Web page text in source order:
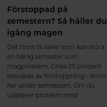
bidrar till förbättrad träning, ökad
uthållighet, bättre sexuell lust och
funktion. Njutning och
tillfredsställelse med saffran
Saffransextraktet stärker
nervsystemet och påverkar vårt
belöningssystem, där serotonin
och dopamin spelar en central
roll. Detta kan bidra till förbättrat
humör, ökad livsglädje och större
känsla av tillfredsställelse.
Förstoppad på
semestern? Så håller du
igång magen
Det finns få saker som kan störa
en härlig semester som
magproblem. Cirka 20 procent
besväras av förstoppning – ännu
fler under semestern. Om du
upplever problem med